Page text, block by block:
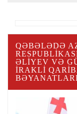
QƏBƏLƏDƏ
ƏLIYEV VƏ
İRAKLI